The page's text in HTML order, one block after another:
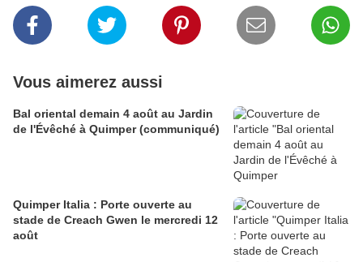
Vous aimerez aussi
Bal oriental demain 4 août au Jardin
de l'Évêché à Quimper (communiqué)
Quimper Italia : Porte ouverte au
stade de Creach Gwen le mercredi 12
août